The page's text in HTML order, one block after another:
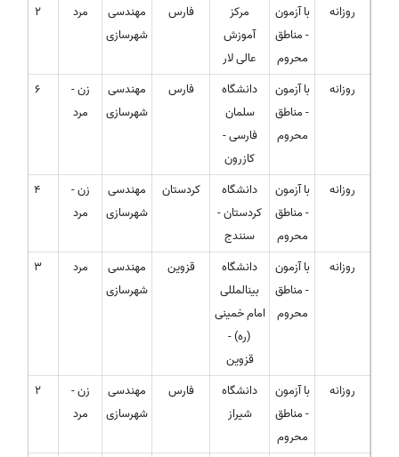
روزانه
با آزمون
- مناطق
محروم
مرکز
آموزش
عالی لار
فارس
مهندسی
شهرسازی
مرد 2
روزانه
با آزمون
- مناطق
محروم
دانشگاه
سلمان
فارسی -
کازرون
فارس
مهندسی
شهرسازی
زن -
مرد
6
روزانه
با آزمون
- مناطق
محروم
دانشگاه
کردستان -
سنندج
کردستان
مهندسی
شهرسازی
زن -
مرد
4
روزانه
با آزمون
- مناطق
محروم
دانشگاه
بینالمللی
امام خمینی
(ره) -
قزوین
قزوین
مهندسی
شهرسازی
مرد 3
روزانه
با آزمون
- مناطق
محروم
دانشگاه
شیراز
فارس
مهندسی
شهرسازی
زن -
مرد
2